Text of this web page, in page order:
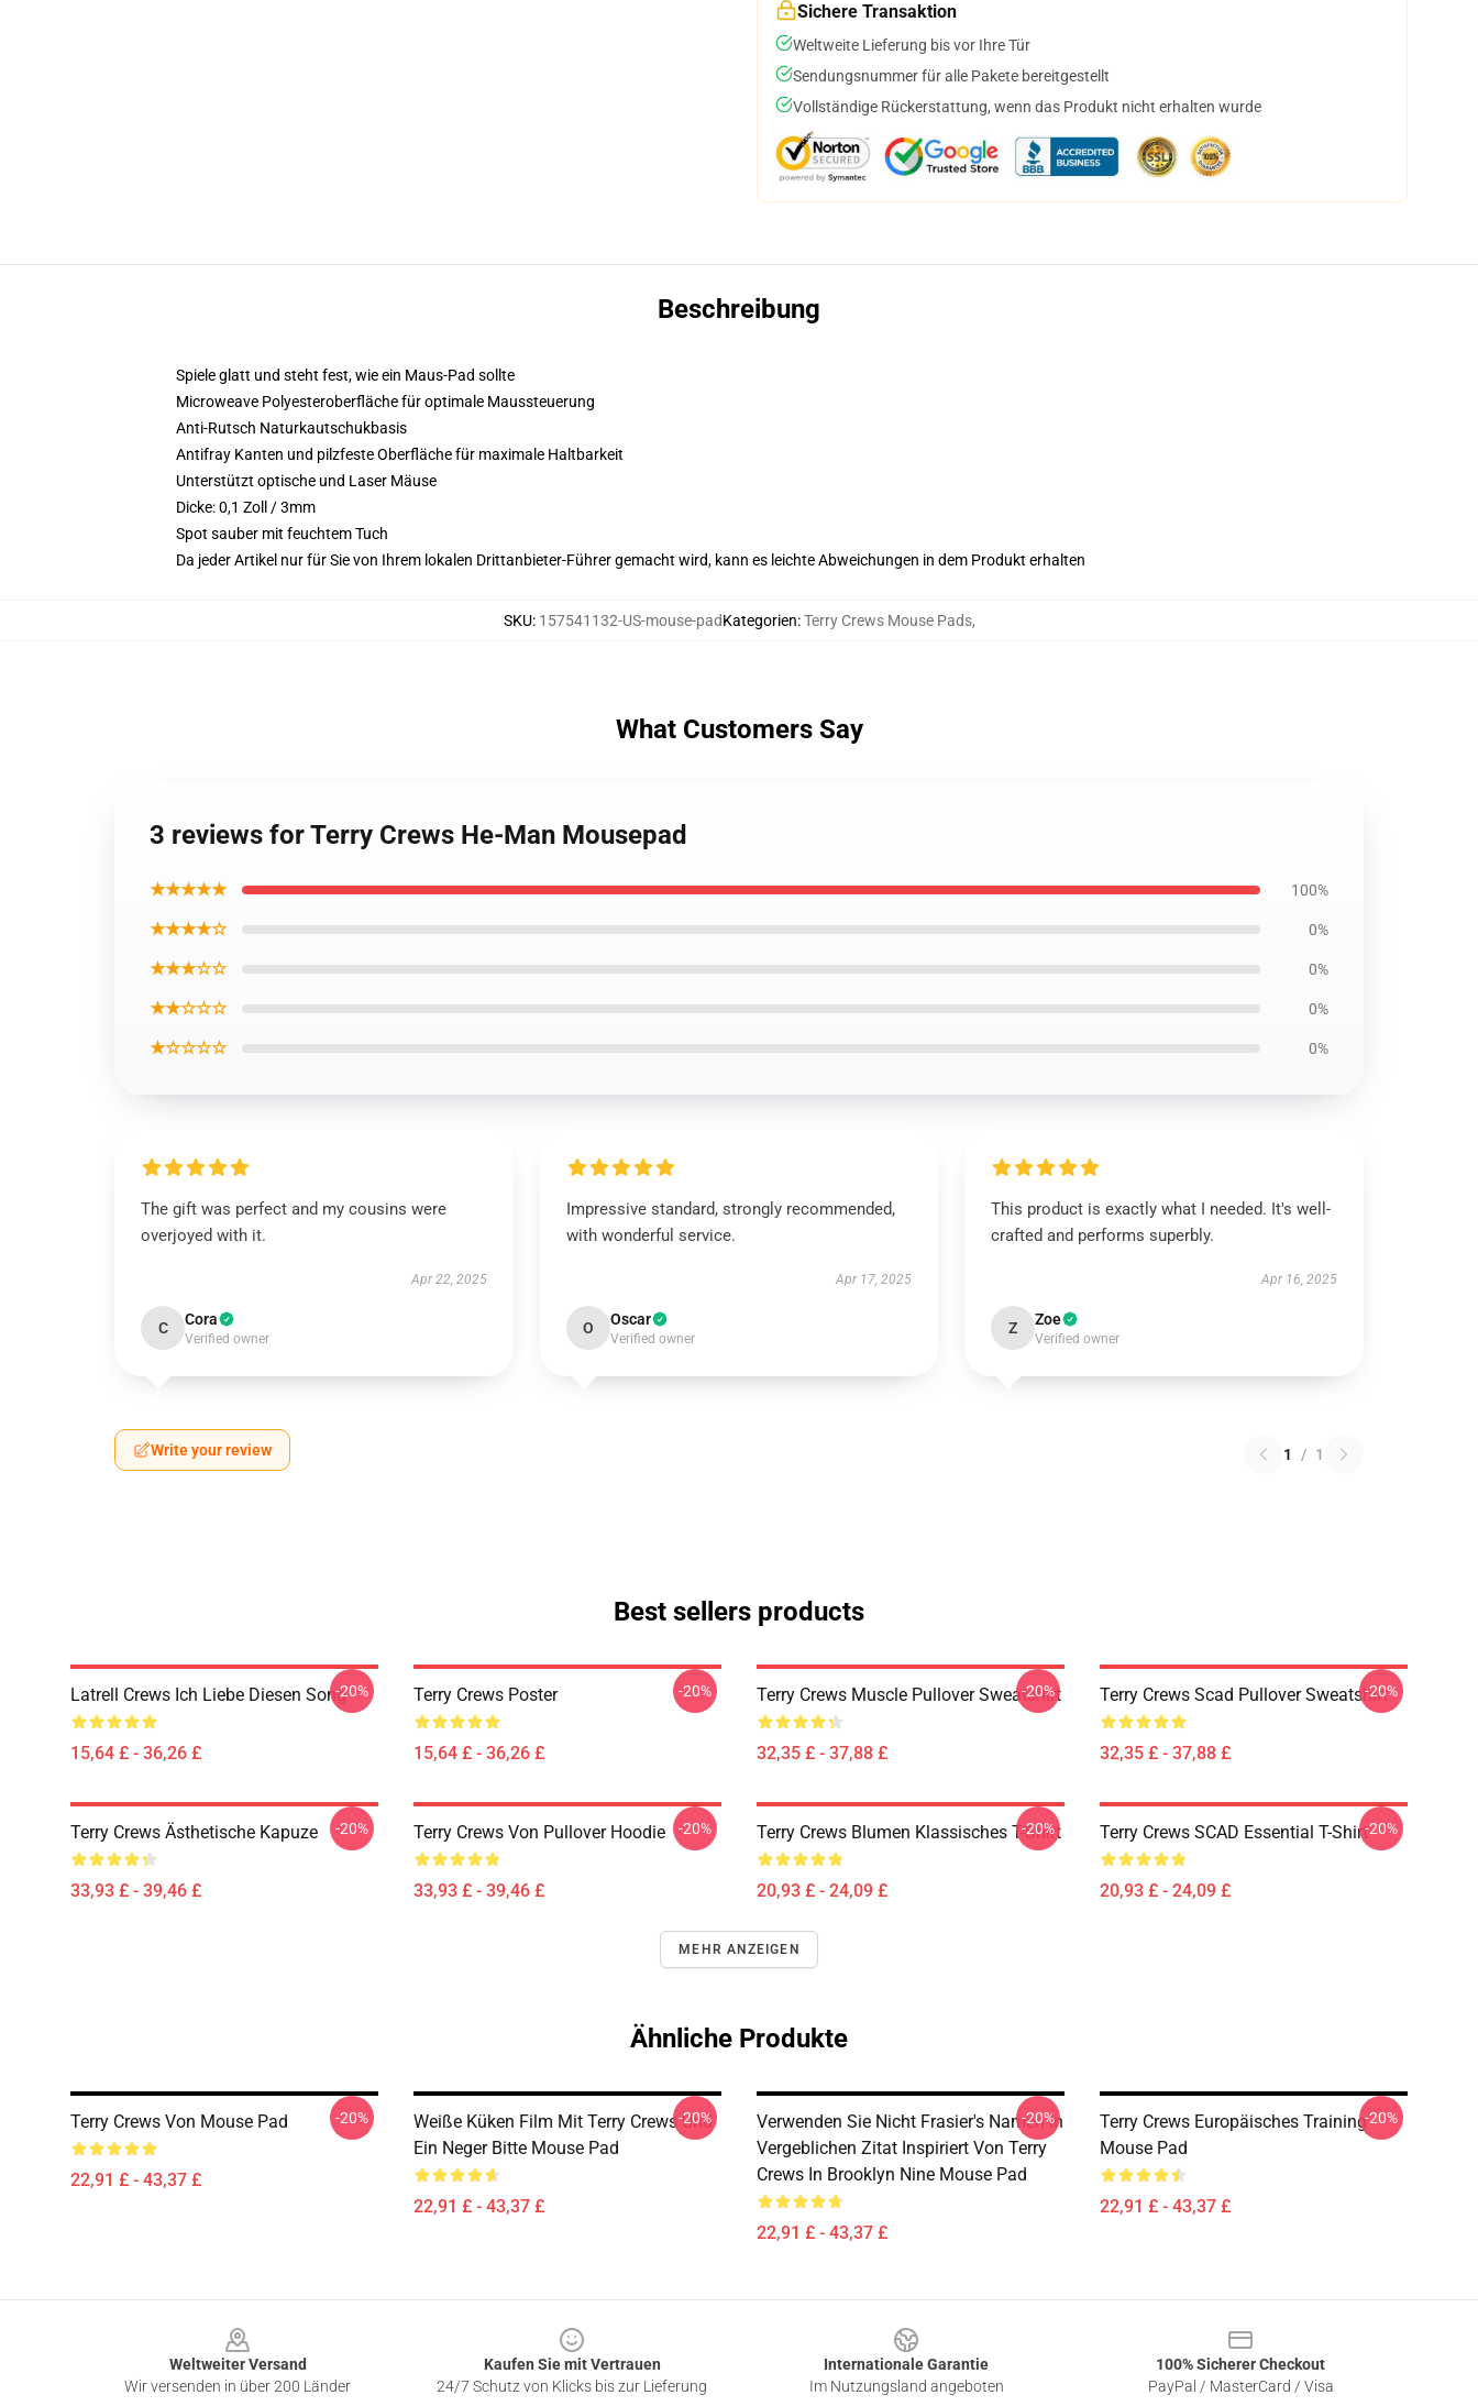
Sichere Transaktion
Weltweite Lieferung bis vor Ihre Tür
Sendungsnummer für alle Pakete bereitgestellt
Vollständige Rückerstattung, wenn das Produkt nicht erhalten wurde
Beschreibung
Spiele glatt und steht fest, wie ein Maus-Pad sollte
Microweave Polyesteroberfläche für optimale Maussteuerung
Anti-Rutsch Naturkautschukbasis
Antifray Kanten und pilzfeste Oberfläche für maximale Haltbarkeit
Unterstützt optische und Laser Mäuse
Dicke: 0,1 Zoll / 3mm
Spot sauber mit feuchtem Tuch
Da jeder Artikel nur für Sie von Ihrem lokalen Drittanbieter-Führer gemacht wird, kann es leichte Abweichungen in dem Produkt erhalten
SKU: 157541132-US-mouse-padKategorien:Terry Crews Mouse Pads,
What Customers Say
3 reviews for Terry Crews He-Man Mousepad
★★★★★ 100%
★★★★☆ 0%
★★★☆☆ 0%
★★☆☆☆ 0%
★☆☆☆☆ 0%
The gift was perfect and my cousins were
overjoyed with it.
Apr 22, 2025
C Cora
Verified owner
Impressive standard, strongly recommended,
with wonderful service.
Apr 17, 2025
O Oscar
Verified owner
This product is exactly what I needed. It's well-
crafted and performs superbly.
Apr 16, 2025
Z Zoe
Verified owner
Write your review 1 / 1
Best sellers products
Latrell Crews Ich Liebe Diesen Song
15,64 £ - 36,26 £
-20% Terry Crews Poster
15,64 £ - 36,26 £
-20% Terry Crews Muscle Pullover Sweatshirt
32,35 £ - 37,88 £
-20% Terry Crews Scad Pullover Sweatshirt
32,35 £ - 37,88 £
-20%
Terry Crews Ästhetische Kapuze
33,93 £ - 39,46 £
-20% Terry Crews Von Pullover Hoodie
33,93 £ - 39,46 £
-20% Terry Crews Blumen Klassisches T-Shirt
20,93 £ - 24,09 £
-20% Terry Crews SCAD Essential T-Shirt
20,93 £ - 24,09 £
-20%
MEHR ANZEIGEN
Ähnliche Produkte
Terry Crews Von Mouse Pad
22,91 £ - 43,37 £
-20%
Weiße Küken Film Mit Terry Crews Und
Ein Neger Bitte Mouse Pad
22,91 £ - 43,37 £
-20%
Verwenden Sie Nicht Frasier's Namen In
Vergeblichen Zitat Inspiriert Von Terry
Crews In Brooklyn Nine Mouse Pad
22,91 £ - 43,37 £
-20%
Terry Crews Europäisches Training
Mouse Pad
22,91 £ - 43,37 £
-20%
Weltweiter Versand
Wir versenden in über 200 Länder
Kaufen Sie mit Vertrauen
24/7 Schutz von Klicks bis zur Lieferung
Internationale Garantie
Im Nutzungsland angeboten
100% Sicherer Checkout
PayPal / MasterCard / Visa